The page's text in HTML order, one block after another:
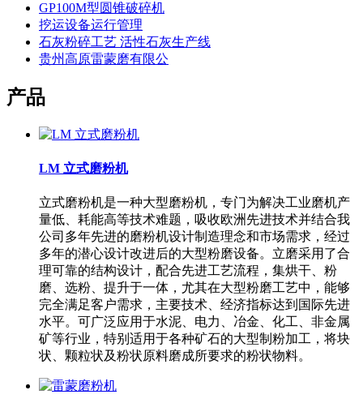
GP100M型圆锥破碎机
挖运设备运行管理
石灰粉碎工艺 活性石灰生产线
贵州高原雷蒙磨有限公
产品
LM 立式磨粉机
立式磨粉机是一种大型磨粉机，专门为解决工业磨机产
量低、耗能高等技术难题，吸收欧洲先进技术并结合我
公司多年先进的磨粉机设计制造理念和市场需求，经过
多年的潜心设计改进后的大型粉磨设备。立磨采用了合
理可靠的结构设计，配合先进工艺流程，集烘干、粉
磨、选粉、提升于一体，尤其在大型粉磨工艺中，能够
完全满足客户需求，主要技术、经济指标达到国际先进
水平。可广泛应用于水泥、电力、冶金、化工、非金属
矿等行业，特别适用于各种矿石的大型制粉加工，将块
状、颗粒状及粉状原料磨成所要求的粉状物料。